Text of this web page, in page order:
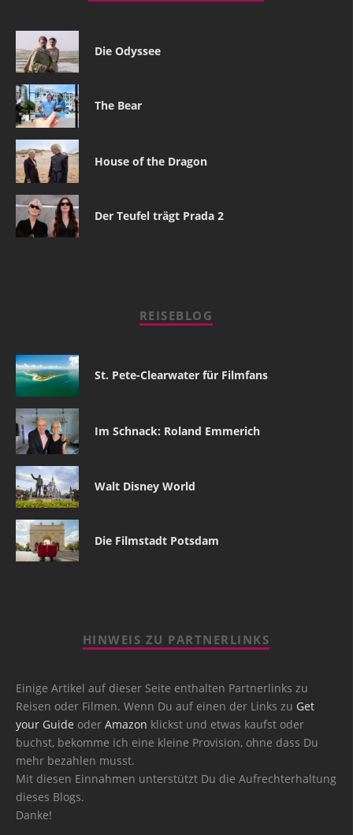
Die Odyssee
The Bear
House of the Dragon
Der Teufel trägt Prada 2
REISEBLOG
St. Pete-Clearwater für Filmfans
Im Schnack: Roland Emmerich
Walt Disney World
Die Filmstadt Potsdam
HINWEIS ZU PARTNERLINKS
Einige Artikel auf dieser Seite enthalten Partnerlinks zu
Reisen oder Filmen. Wenn Du auf einen der Links zu Get
your Guide oder Amazon klickst und etwas kaufst oder
buchst, bekomme ich eine kleine Provision, ohne dass Du
mehr bezahlen musst.
Mit diesen Einnahmen unterstützt Du die Aufrechterhaltung
dieses Blogs.
Danke!